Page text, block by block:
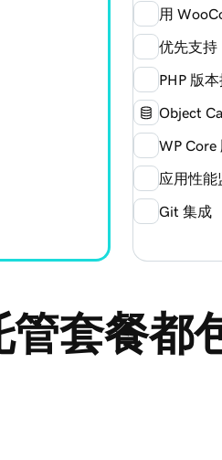
用
优先支持
PHP 版本
Object
WP Core
应用性能
Git 集成
管套餐都